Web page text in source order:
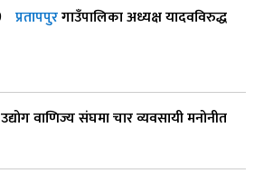
प्रतापपुरगाउँपालिका अध्यक्ष यादवविरुद्ध
उद्योग वाणिज्य संघमा चार व्यवसायी मनोनीत